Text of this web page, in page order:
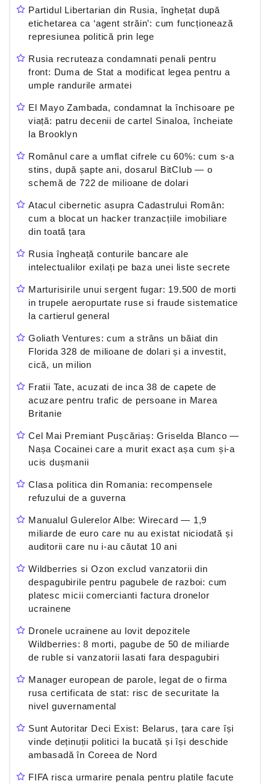
Partidul Libertarian din Rusia, înghețat după
etichetarea ca ‘agent străin’: cum funcționează
represiunea politică prin lege
Rusia recruteaza condamnati penali pentru
front: Duma de Stat a modificat legea pentru a
umple randurile armatei
El Mayo Zambada, condamnat la închisoare pe
viață: patru decenii de cartel Sinaloa, încheiate
la Brooklyn
Românul care a umflat cifrele cu 60%: cum s-a
stins, după șapte ani, dosarul BitClub — o
schemă de 722 de milioane de dolari
Atacul cibernetic asupra Cadastrului Român:
cum a blocat un hacker tranzacțiile imobiliare
din toată țara
Rusia îngheață conturile bancare ale
intelectualilor exilați pe baza unei liste secrete
Marturisirile unui sergent fugar: 19.500 de morti
in trupele aeropurtate ruse si fraude sistematice
la cartierul general
Goliath Ventures: cum a strâns un băiat din
Florida 328 de milioane de dolari și a investit,
cică, un milion
Fratii Tate, acuzati de inca 38 de capete de
acuzare pentru trafic de persoane in Marea
Britanie
Cel Mai Premiant Pușcăriaș: Griselda Blanco —
Nașa Cocainei care a murit exact așa cum și-a
ucis dușmanii
Clasa politica din Romania: recompensele
refuzului de a guverna
Manualul Gulerelor Albe: Wirecard — 1,9
miliarde de euro care nu au existat niciodată și
auditorii care nu i-au căutat 10 ani
Wildberries si Ozon exclud vanzatorii din
despagubirile pentru pagubele de razboi: cum
platesc micii comercianti factura dronelor
ucrainene
Dronele ucrainene au lovit depozitele
Wildberries: 8 morti, pagube de 50 de miliarde
de ruble si vanzatorii lasati fara despagubiri
Manager european de parole, legat de o firma
rusa certificata de stat: risc de securitate la
nivel guvernamental
Sunt Autoritar Deci Exist: Belarus, țara care își
vinde deținuții politici la bucată și își deschide
ambasadă în Coreea de Nord
FIFA risca urmarire penala pentru platile facute